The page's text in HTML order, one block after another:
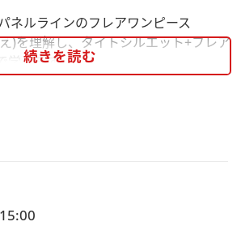
ネルラインのフレアワンピース
)を理解し、タイトシルエット+フレア
学べます。
たい方の練習にもなります。
パターン修正まで行います。
目的なので本縫いまでは行いません。
続きを読む